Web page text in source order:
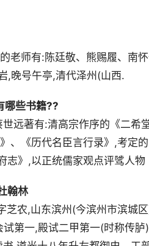
老师有:陈廷敬、熊赐履、南
,晚号午亭,清代泽州(山西.
哪些书籍??
远著有:清高宗作序的《二希
、《历代名臣言行录》,考定
志》,以正统儒家观点评骘人物
翰林
农,山东滨州(今滨州市滨城
试第一,殿试二甲第一(时称传